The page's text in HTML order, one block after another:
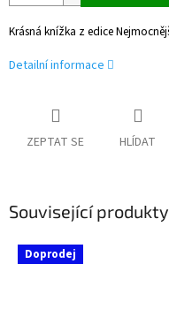
Krásná knížka z edice
Detailní informace
ZEPTAT SE HLÍDAT
Související produkty
Doprodej